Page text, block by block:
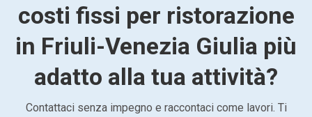
costi fissi per ristorazione
in Friuli-Venezia Giulia più
adatto alla tua attività?
Contattaci senza impegno e raccontaci come lavori. Ti